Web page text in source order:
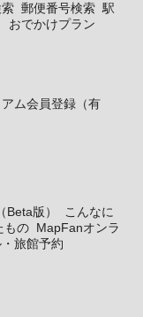
郵便番号検索 駅
おでかけプラン
ム会員登録（有
版）
こんなに
もの MapFanオンラ
旅館予約